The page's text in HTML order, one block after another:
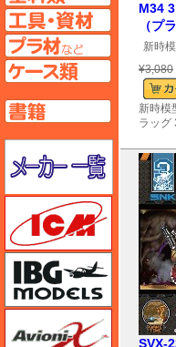
M34
（プ
新時
¥3,080
新時模
ラッグ
SVX-
工具ページへ
プラ材ペー
ケースペー
書籍ページへ
メーカー一
Avioni-X（